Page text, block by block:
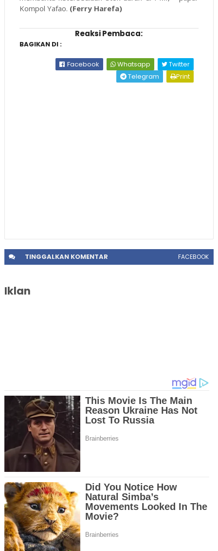
Kompol Yafao. (Ferry Harefa)
Reaksi Pembaca:
BAGIKAN DI :
Facebook Whatsapp
Twitter
Telegram
Print
TINGGALKANKOMENTAR FACEBOOK
Iklan